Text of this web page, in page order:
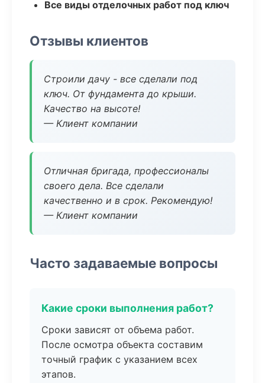
Все виды отделочных работ под ключ
Отзывы клиентов
Строили дачу - все сделали под
ключ. От фундамента до крыши.
Качество на высоте!
— Клиент компании
Отличная бригада, профессионалы
своего дела. Все сделали
качественно и в срок. Рекомендую!
— Клиент компании
Часто задаваемые вопросы
Какие сроки выполнения работ?
Сроки зависят от объема работ.
После осмотра объекта составим
точный график с указанием всех
этапов.